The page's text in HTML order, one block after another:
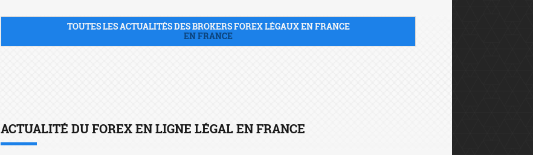
TOUTES LES ACTUALITÉS DES BROKERS FOREX LÉGAUX EN FRANCE
EN FRANCE
ACTUALITÉ DU FOREX EN LIGNE LÉGAL EN FRANCE